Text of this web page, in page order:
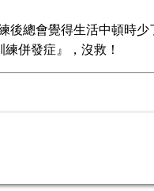
後總會覺得生活中頓時
併發症』，沒救！